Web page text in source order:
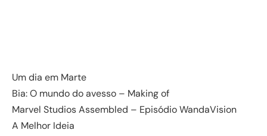
Um dia em Marte
Bia: O mundo do avesso – Making of
Marvel Studios Assembled – Episódio WandaVision
A Melhor Ideia